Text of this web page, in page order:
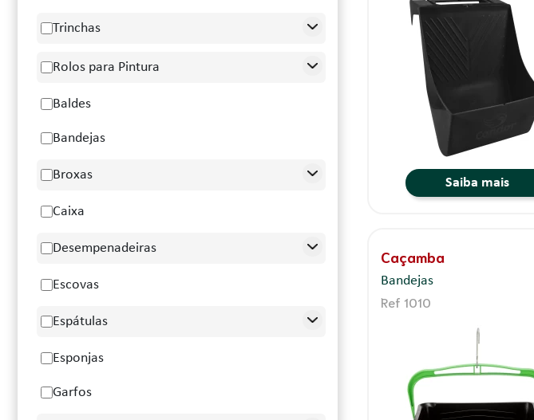
Trinchas
Rolos para Pintura
Baldes
Bandejas
Broxas
Caixa
Desempenadeiras
Escovas
Espátulas
Esponjas
Garfos
Saiba mais
Caçamba
Bandejas
Ref 1010